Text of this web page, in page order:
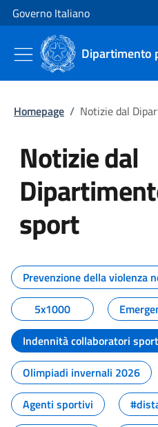
Vai al contenuto
Vai alla navigazione del sito
Governo Italiano
Dipartimento
Homepage / Notizie dal
Notizie dal
sport
Tutti i contenuti
Prevenzione della violenza
5x1000
Indennità collaboratori
Olimpiadi invernali 2026
Agenti sportivi